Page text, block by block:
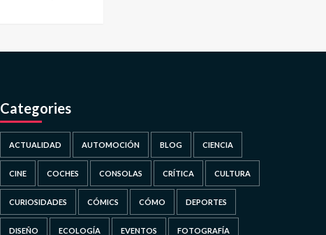
Categories
ACTUALIDAD AUTOMOCIÓN BLOG CIENCIA
CINE COCHES CONSOLAS CRÍTICA CULTURA
CURIOSIDADES CÓMICS CÓMO DEPORTES
DISEÑO ECOLOGÍA EVENTOS FOTOGRAFÍA